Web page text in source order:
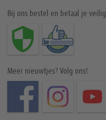
Bij ons bestel en betaal je veilig
Meer nieuwtjes? Volg ons!